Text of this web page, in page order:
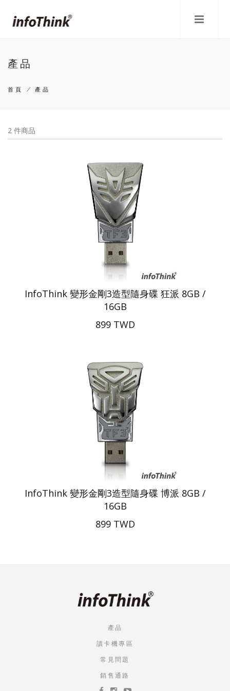
產品
航
連
首頁 / 產品
2 件商品
InfoThink 變形金剛3造型隨身碟 狂派 8GB /
16GB
899 TWD
InfoThink 變形金剛3造型隨身碟 博派 8GB /
16GB
899 TWD
產品
讀卡機專區
常見問題
銷售通路